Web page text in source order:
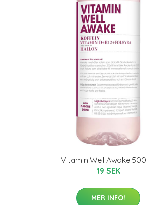
Vitamin Well Awake
19 SEK
MER INFO!